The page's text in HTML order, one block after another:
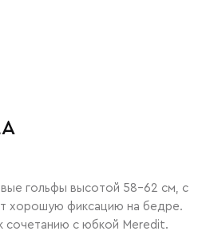
гольфы высотой 58-62 см, с
хорошую фиксацию на бедре.
сочетанию с юбкой Meredit.